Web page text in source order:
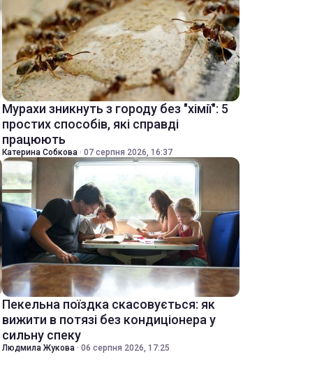
Мурахи зникнуть з городу без "хімії": 5
простих способів, які справді
працюють
Катерина Собкова · 07 серпня 2026, 16:37
Пекельна поїздка скасовується: як
вижити в потязі без кондиціонера у
сильну спеку
Людмила Жукова · 06 серпня 2026, 17:25